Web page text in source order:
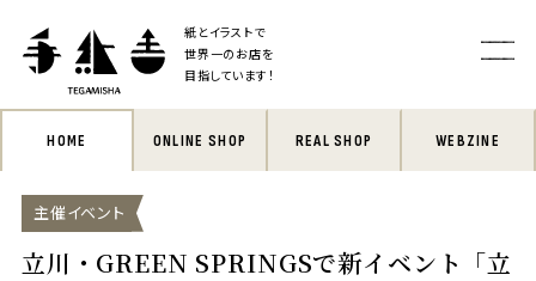
紙とイラストで
世界一のお店を
目指しています！
HOME ONLINE SHOP REAL SHOP WEBZINE
主催イベント
立川・GREEN SPRINGSで新イベント「立